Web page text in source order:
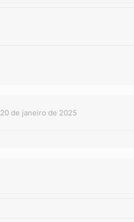
20 de janeiro de 2025